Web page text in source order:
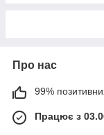
Про нас
99%
Працює з